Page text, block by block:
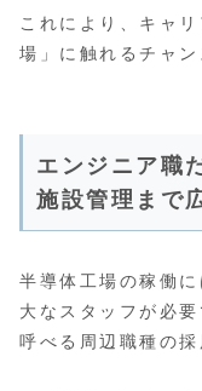
これにより、キャ
場」に触れるチャ
エンジニア職
施設管理まで
半導体工場の稼働
大なスタッフが必
呼べる周辺職種の